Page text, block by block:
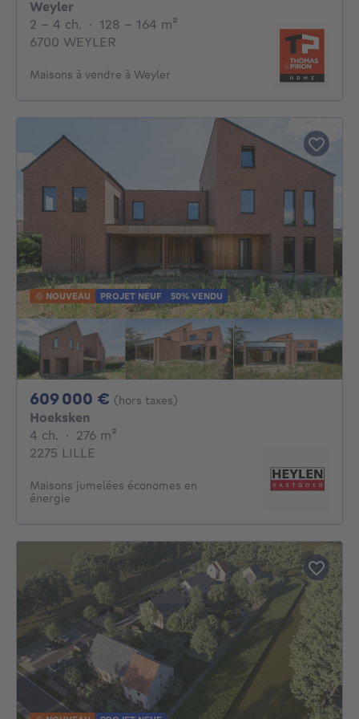
Weyler
2 - 4 Chambres
2 - 4 ch. · 128 - 164 m²
6700 WEYLER
Maisons à vendre à Weyler
NOUVEAU PROJET NEUF 50% VENDU
609 000 € 609000€
(hors taxes)
Hoeksken
4 ch. 4 chambres
· 276 m²
2275 LILLE
Maisons jumelées économes en
énergie